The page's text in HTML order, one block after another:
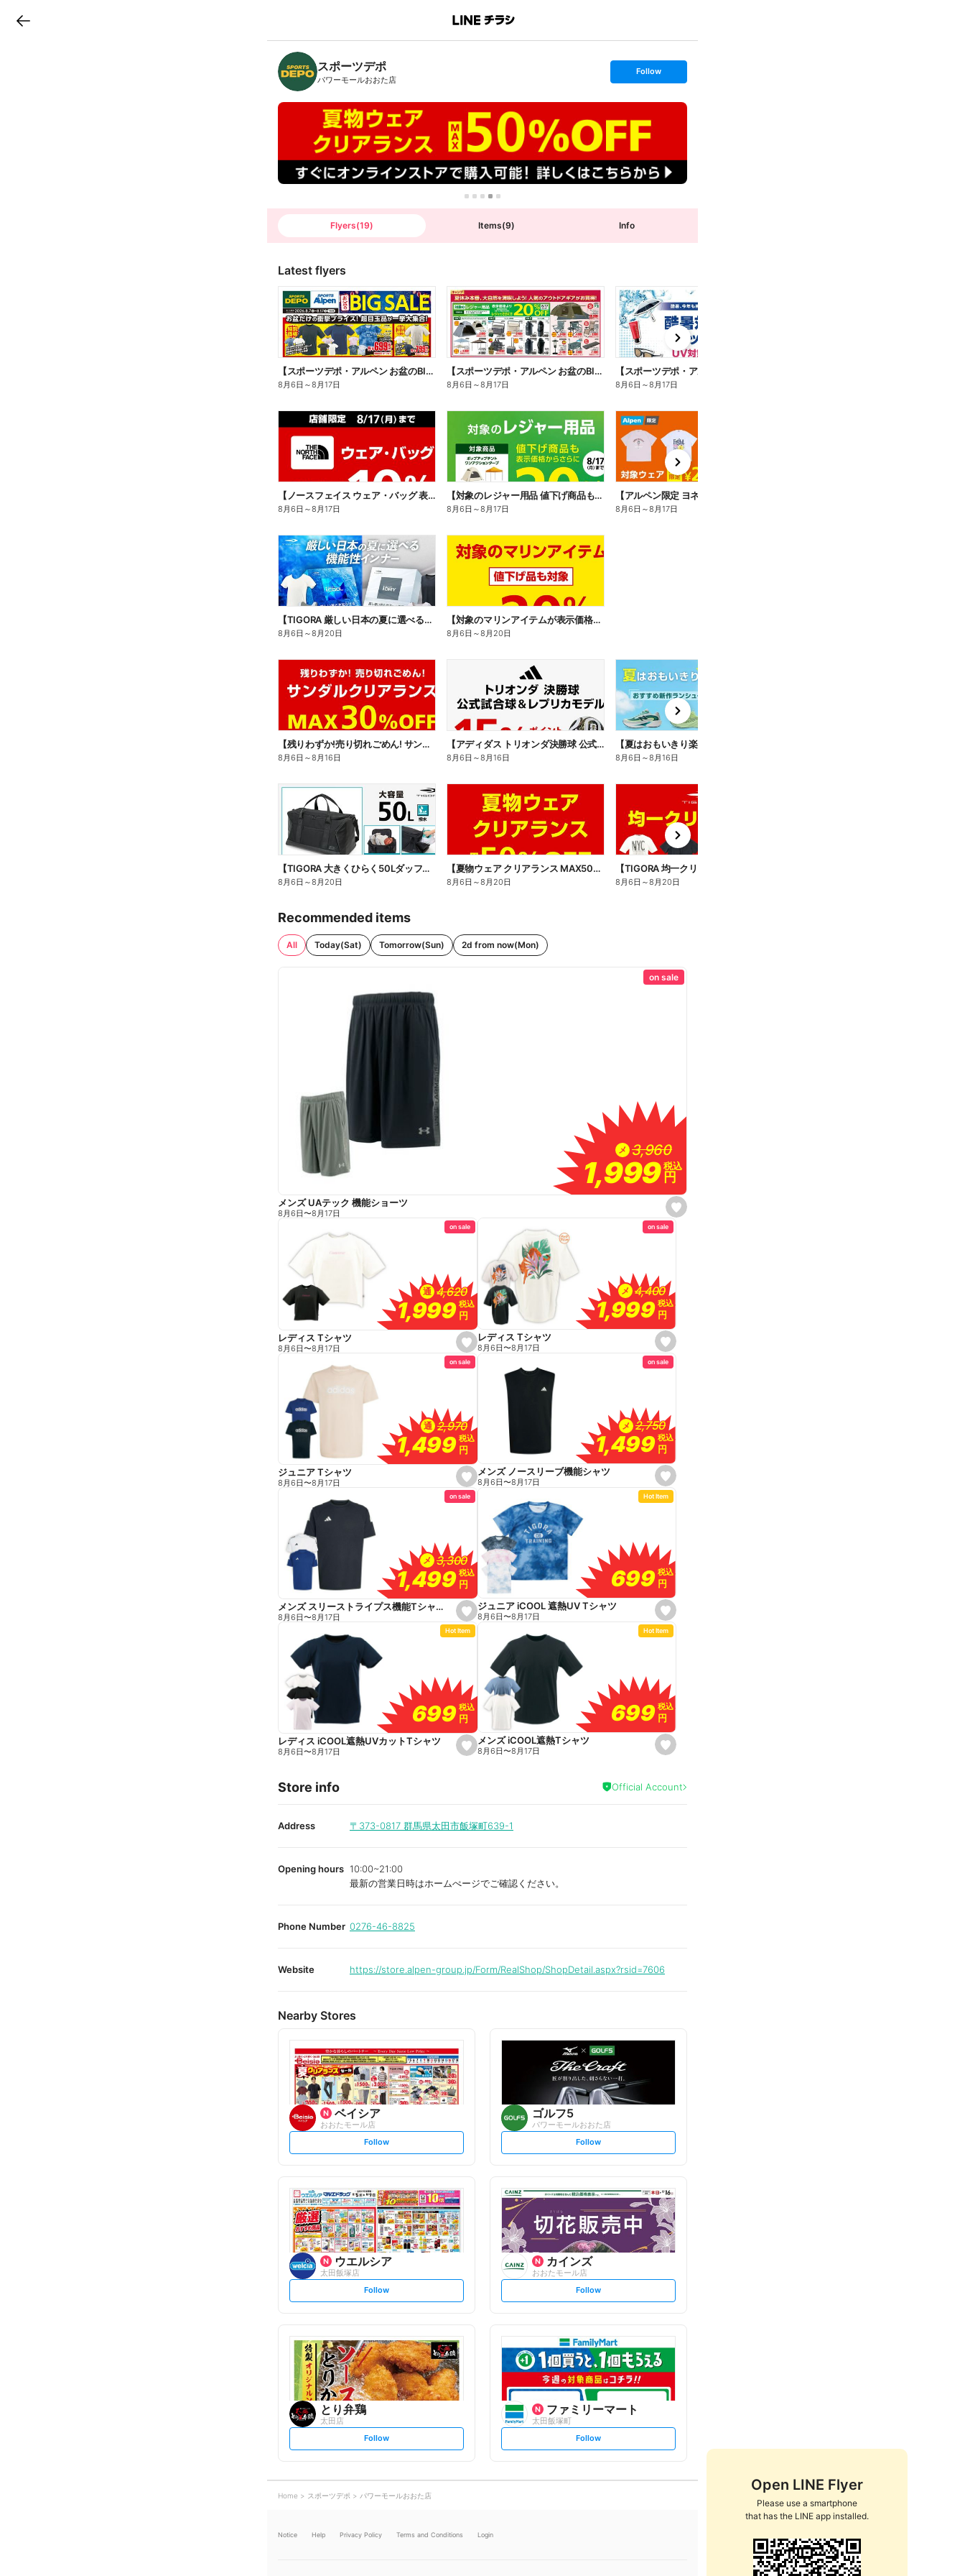
B
n
c
h
T
スポーツデポ
パワーモールおおた店
s
t
o
l
o
w
Follow
Flyers(19) Items(9) Info
Latest flyers
【スポーツデポ・アルペン お盆のBIG SALE!】
8月6日 ～8月17日
【スポーツデポ・アルペン お盆のBIG SALE!】
8月6日 ～8月17日 8月6日 ～8月17日
n
e
x
t
【ノースフェイス ウェア・バッグ 表示価格からさらに10%OFF】
8月6日 ～8月17日
【対象のレジャー用品 値下げ商品も表示価格からさらに20%OFF】
8月6日 ～8月17日 8月6日 ～8月17日
n
e
x
t
【TIGORA 厳しい日本の夏に選べる機能性インナー】
8月6日 ～8月20日
【対象のマリンアイテムが表示価格からさらに20%OFF 値下げ品も対象】
8月6日 ～8月20日
【残りわずか!売り切れごめん! サンダルクリアランス MAX30%OFF】
8月6日 ～8月16日
【アディダス トリオンダ決勝球 公式試合球&レプリカモデル 15%ポイント還元】
8月6日 ～8月16日 8月6日 ～8月16日
n
e
x
t
【TIGORA 大きくひらく50Lダッフルバッグ】
8月6日 ～8月20日
【夏物ウェア クリアランス MAX50%OFF】
8月6日 ～8月20日
【TIGORA 均一クリアランス】
8月6日 ～8月20日
n
e
x
t
Recommended items
All Today(Sat) Tomorrow(Sun) 2d from now(Mon)
s
e
on sale
メ 3,960
3,960
1,999
1,999税込
税込
円
円
メンズ UAテック 機能ショーツ
8月6日〜8月17日
s
e
t
i
t
e
on sale
通 4,620
4,620
1,999
1,999税込
税込
円
円
レディス Tシャツ
8月6日〜8月17日
s
e
t
i
t
e
on sale
メ 4,400
4,400
1,999
1,999 税込
税込
円
円
レディス Tシャツ
8月6日〜8月17日
s
e
t
i
t
e
on sale
通 2,970
2,970
1,499
1,499税込
税込
円
円
ジュニア Tシャツ
8月6日〜8月17日
s
e
t
i
e
on sale
メ 2,750
2,750
1,499
1,499 税込
税込
円
円
メンズ ノースリーブ機能シャツ
8月6日〜8月17日
s
e
t
i
e
on sale
メ 3,300
3,300
1,499
1,499税込
税込
円
円
メンズ スリーストライプス機能Tシャツ
8月6日〜8月17日
s
e
t
i
e
Hot Item
699
699 税込
税込
円
円
ジュニア iCOOL 遮熱UV Tシャツ
8月6日〜8月17日
s
e
i
t
Hot Item
699
699税込
税込
円
円
レディス iCOOL遮熱UVカットTシャツ
8月6日〜8月17日
s
e
a
Hot Item
699
699 税込
税込
円
円
メンズ iCOOL遮熱Tシャツ
8月6日〜8月17日
Store info Official Account
Address 〒373-0817 群馬県太田市飯塚町639-1
Opening hours 10:00~21:00
最新の営業日時はホームぺージでご確認ください。
Phone Number 0276-46-8825
Website https://store.alpen-group.jp/Form/RealShop/ShopDetail.aspx?rsid=7606
Nearby Stores
ベイシア
おおたモール店
s
t
l
o
w
Follow
ゴルフ5
パワーモールおおた店
s
t
l
o
Follow
ウエルシア
太田飯塚店
s
t
o
w
Follow
カインズ
おおたモール店
s
t
l
o
w
Follow
とり弁鶏
太田店
s
t
o
w
Follow
ファミリーマート
太田飯塚町
s
t
Follow
Open LINE Flyer
Please use a smartphone
that has the LINE app installed.
Home スポーツデポ パワーモールおおた店
Notice Help Privacy Policy Terms and Conditions Login